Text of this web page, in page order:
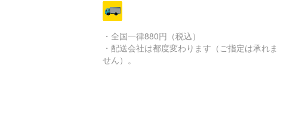
・全国一律880円（税込）
・配送会社は都度変わります（ご指定は承れま
せん）。